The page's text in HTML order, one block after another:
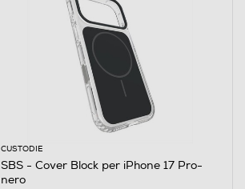
CUSTODIE
SBS - Cover Block per iPhone 17 Pro-
nero